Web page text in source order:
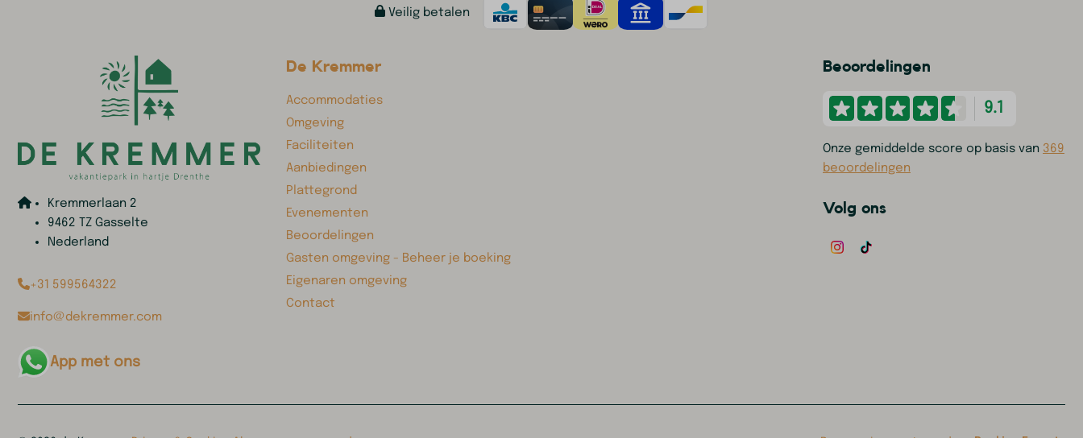
Veilig betalen
Kremmerlaan 2
9462 TZ Gasselte
Nederland
+31 599564322
info@dekremmer.com
App met ons
De Kremmer
Accommodaties
Omgeving
Faciliteiten
Aanbiedingen
Plattegrond
Evenementen
Beoordelingen
Gasten omgeving - Beheer je boeking
Eigenaren omgeving
Contact
Beoordelingen
9.1
Onze gemiddelde score op basis van 369
beoordelingen
Volg ons